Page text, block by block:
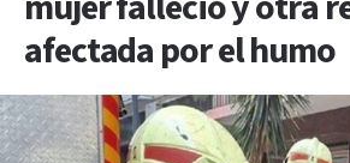
afectada por el humo